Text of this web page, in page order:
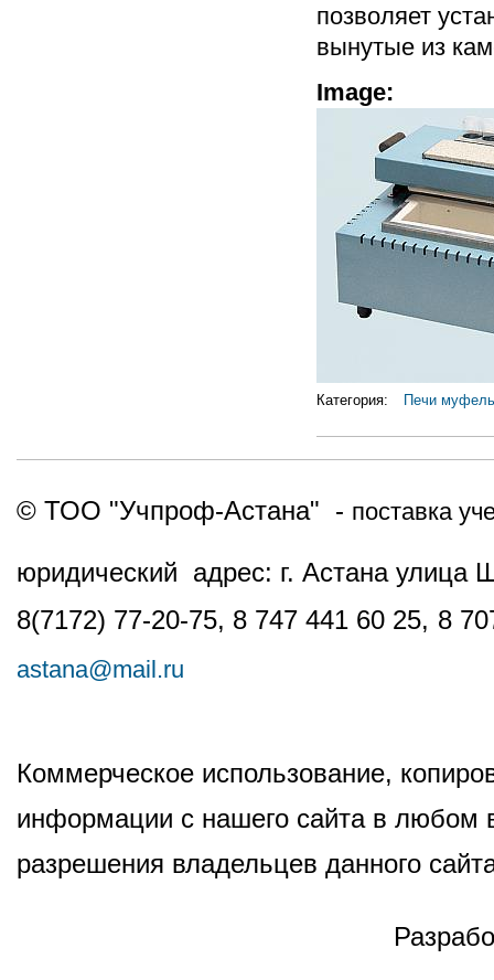
позволяет
вынутые из
Image:
Категория: Печи
© ТОО "Учпроф-Астана" - поставка
юридический адрес: г. Астана
8(7172) 77-20-75, 8 747 441 60 25, 8
astana@mail.ru
Коммерческое использование,
информации с нашего сайта в любом
разрешения владельцев данного